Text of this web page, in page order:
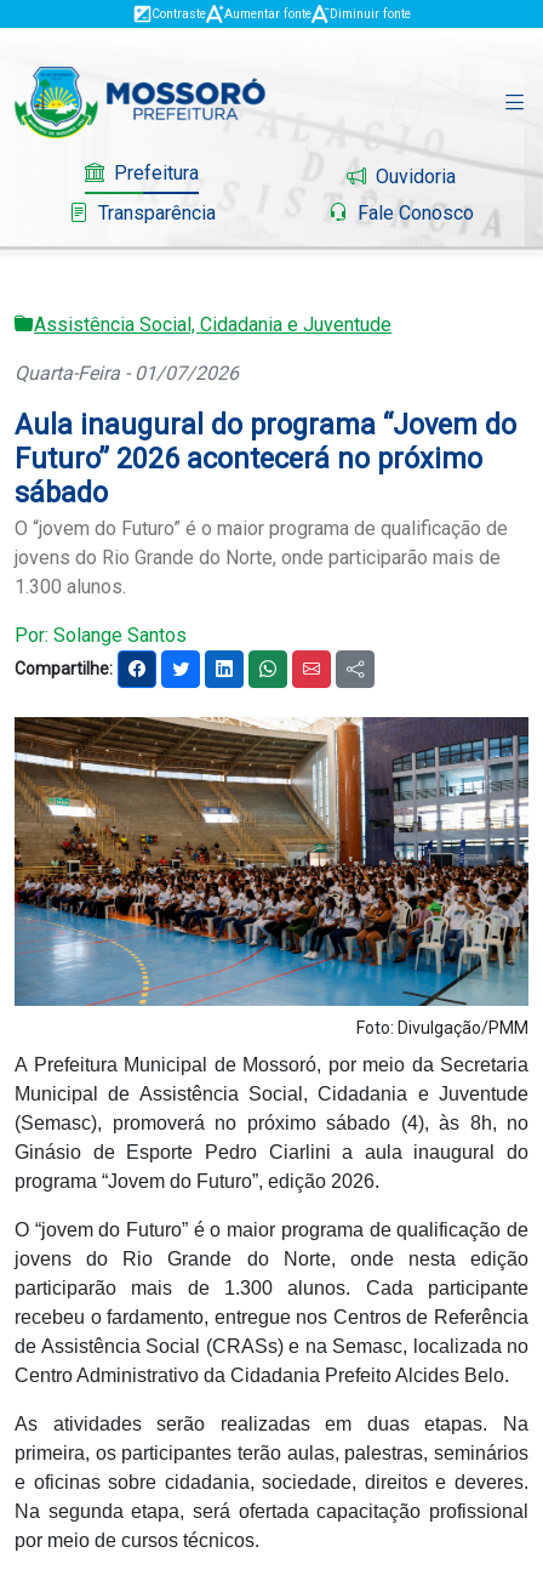
Contraste Aumentar fonte Diminuir fonte
Prefeitura
Ouvidoria
Transparência
Fale Conosco
Governo
Serviços
Portal do Contribuinte
Notícias
Carta de Serviço
Assistência Social, Cidadania e Juventude
Quarta-Feira - 01/07/2026
Aula inaugural do programa “Jovem do
Futuro” 2026 acontecerá no próximo
sábado
O “jovem do Futuro” é o maior programa de qualificação de
jovens do Rio Grande do Norte, onde participarão mais de
1.300 alunos.
Por: Solange Santos
Compartilhe:
Foto: Divulgação/PMM
A Prefeitura Municipal de Mossoró, por meio da Secretaria
Municipal de Assistência Social, Cidadania e Juventude
(Semasc), promoverá no próximo sábado (4), às 8h, no
Ginásio de Esporte Pedro Ciarlini a aula inaugural do
programa “Jovem do Futuro”, edição 2026.
O “jovem do Futuro” é o maior programa de qualificação de
jovens do Rio Grande do Norte, onde nesta edição
participarão mais de 1.300 alunos. Cada participante
recebeu o fardamento, entregue nos Centros de Referência
de Assistência Social (CRASs) e na Semasc, localizada no
Centro Administrativo da Cidadania Prefeito Alcides Belo.
As atividades serão realizadas em duas etapas. Na
primeira, os participantes terão aulas, palestras, seminários
e oficinas sobre cidadania, sociedade, direitos e deveres.
Na segunda etapa, será ofertada capacitação profissional
por meio de cursos técnicos.